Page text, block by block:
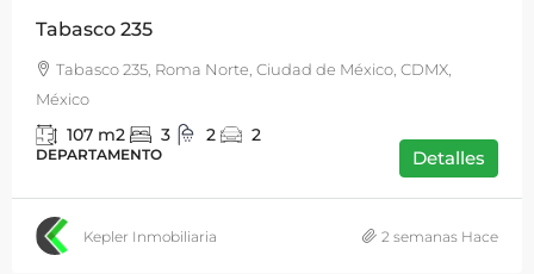
Tabasco 235
Tabasco 235, Roma Norte, Ciudad de México, CDMX,
México
107 m2 3 2 2
DEPARTAMENTO Detalles
Kepler Inmobiliaria 2 semanas Hace